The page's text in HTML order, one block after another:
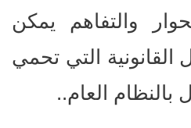
والتفاهم يمكن
القانونية التي تحمي
بالنظام العام..